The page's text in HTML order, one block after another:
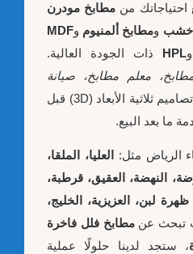
احتياجاتك من مطابخ مودرن
خشب ومطابخ ألمنيوم وMDF
HPL ذات الجودة العالية.
معلم مطابخ، صيانة
، مع توفير تصاميم ثلاثية الأبعاد (3D) قبل
ما بعد البيع.
الرياض مثل:
العليا، الملقا،
النهضة، العقيق، قرطبة،
ظهرة لبن، العزيزية، الخليج،
تبحث عنمطابخ فلل فاخرة
، ستجد لدينا حلولًا عملية